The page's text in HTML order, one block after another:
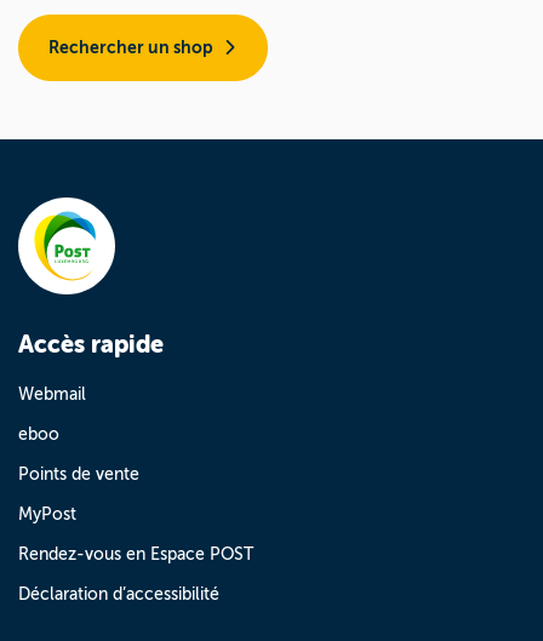
Rechercher un shop
Accès rapide
Webmail
eboo
Points de vente
MyPost
Rendez-vous en Espace POST
Déclaration d’accessibilité